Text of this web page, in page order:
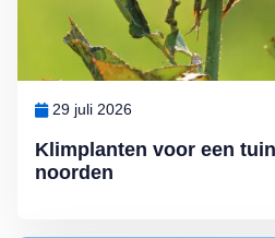
Klimplanten voor een
noorden
29 juli 2026